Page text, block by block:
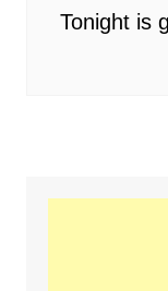
Tonight is